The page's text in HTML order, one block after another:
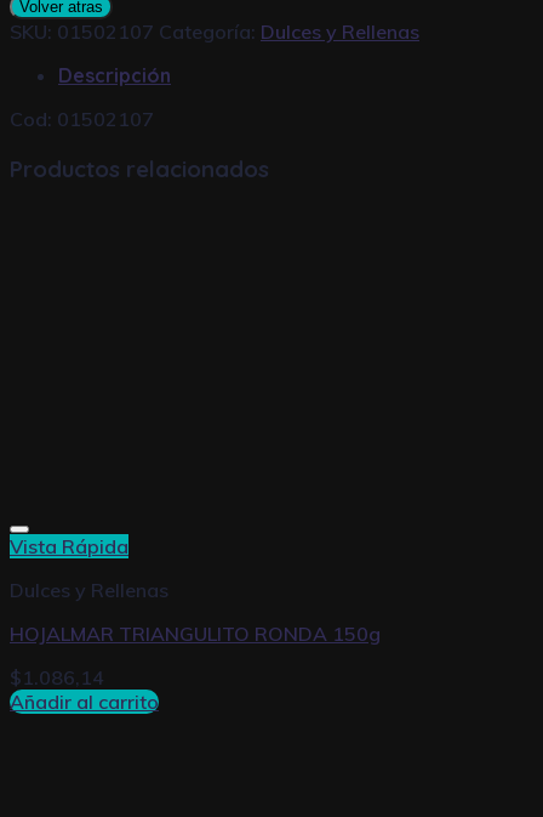
cantidad
Volver atras
SKU: 01502107 Categoría: Dulces y Rellenas
Descripción
Cod: 01502107
Productos relacionados
Vista Rápida
Dulces y Rellenas
HOJALMAR TRIANGULITO RONDA 150g
$1.086,14
Añadir al carrito